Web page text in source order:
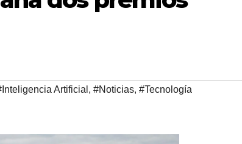
Artificial , #Noticias, #Tecnología